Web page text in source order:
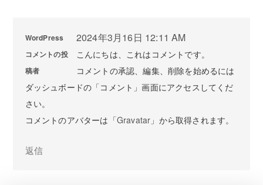
WordPress
コメントの投
稿者
2024年3月16日 12:11 AM
こんにちは、これはコメントです。
コメントの承認、編集、削除を始めるには
ダッシュボードの「コメント」画面にアクセスしてくだ
さい。
コメントのアバターは「Gravatar 」から取得されます。
返信